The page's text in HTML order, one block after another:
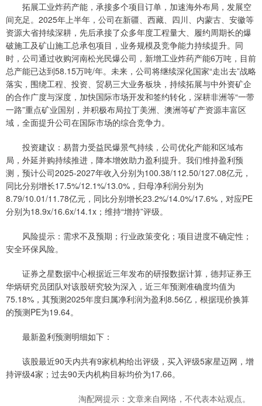
拓展工业炸药产能，承接多个项目订单，加速海外布局，发展空
间充足。2025年上半年，公司在新疆、西藏、四川、内蒙古、安徽等
资源大省持续深耕，先后承接了众多年度工程量大、履约周期长的爆
破施工及矿山施工总承包项目，业务规模及竞争能力持续提升。同
时，公司通过收购河南松光民爆公司，新增工业炸药产能6万吨，目前
总产能已达到58.15万吨/年。未来，公司将继续深化国家“走出去”战略
落实，围绕工程、投资、贸易三大业务板块，持续拓展与中外资矿企
的合作广度与深度，加快国际市场开发和签约转化，深耕非洲等“一带
一路”重点矿业国别，并积极布局拉丁美洲、澳洲等矿产资源丰富区
域，全面提升公司在国际市场的综合竞争力。
投资建议：易普力受益民爆景气持续，公司优化产能和区域布
局，外延并购持续推进，降本增效助力盈利提升。我们维持盈利预
测，预计公司2025-2027年收入分别为100.38/112.50/127.08亿元，
同比分别增长17.5%/12.1%/13.0%，归母净利润分别为
8.79/10.01/11.78亿元，同比分别增长23.2%/14.0%/17.6%，对应PE
分别为18.9x/16.6x/14.1x；维持“增持”评级。
风险提示：需求不及预期；行业政策变化；项目进度不确定性；
安全环保风险。
证券之星数据中心根据近三年发布的研报数据计算，德邦证券王
华炳研究员团队对该股研究较为深入，近三年预测准确度均值为
75.18%，其预测2025年度归属净利润为盈利8.56亿，根据现价换算
的预测PE为19.64。
最新盈利预测明细如下：
该股最近90天内共有9家机构给出评级，买入评级5家星迈网，增
持评级4家；过去90天内机构目标均价为17.66。
淘配网提示：文章来自网络，不代表本站观点。